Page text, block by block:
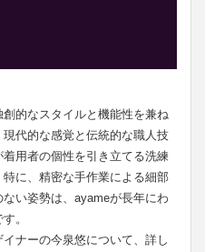
的なスタイルと機能性を兼ね
代的な感覚と伝統的な職人技
用者の個性を引き立てる洗練
に、精密な手作業による細部
い姿勢は、ayameが長年にわ
。
ナーの今泉悠について、詳し